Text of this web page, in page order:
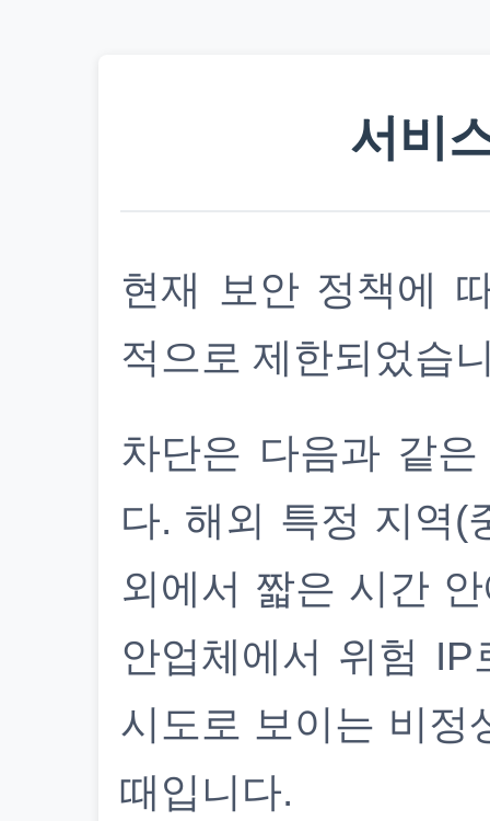
서비
현재 보안 정책에
적으로 제한되었습
차단은 다음과 같
다. 해외 특정 지역(
외에서 짧은 시간
안업체에서 위험
시도로 보이는 비정
때입니다.